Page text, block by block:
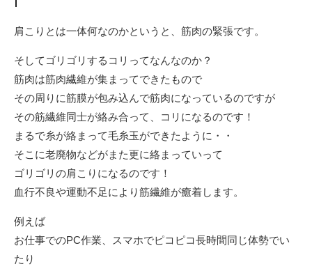
肩こりとは一体何なのかというと、筋肉の緊張です。
そしてゴリゴリするコリってなんなのか？
筋肉は筋肉繊維が集まってできたもので
その周りに筋膜が包み込んで筋肉になっているのですが
その筋繊維同士が絡み合って、コリになるのです！
まるで糸が絡まって毛糸玉ができたように・・
そこに老廃物などがまた更に絡まっていって
ゴリゴリの肩こりになるのです！
血行不良や運動不足により筋繊維が癒着します。
例えば
お仕事でのPC作業、スマホでピコピコ長時間同じ体勢でい
たり